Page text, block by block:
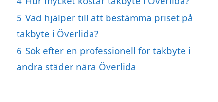
5 Vad hjälper till att bestämma priset på
takbyte i Överlida?
6 Sök efter en professionell för takbyte i
andra städer nära Överlida